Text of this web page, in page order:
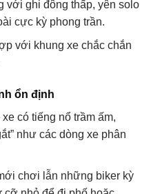
với ghi đông thấp, yên solo
cực kỳ phong trần.
với khung xe chắc chắn
ổn định
có tiếng nổ trầm ấm,
như các dòng xe phân
chơi lẫn những biker kỳ